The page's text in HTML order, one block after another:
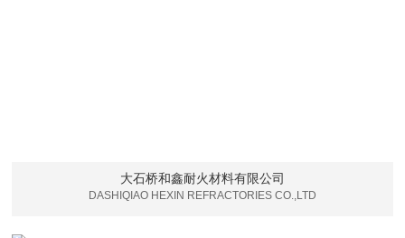
大石桥和鑫耐火材料有限公司
DASHIQIAO HEXIN REFRACTORIES CO.,LTD